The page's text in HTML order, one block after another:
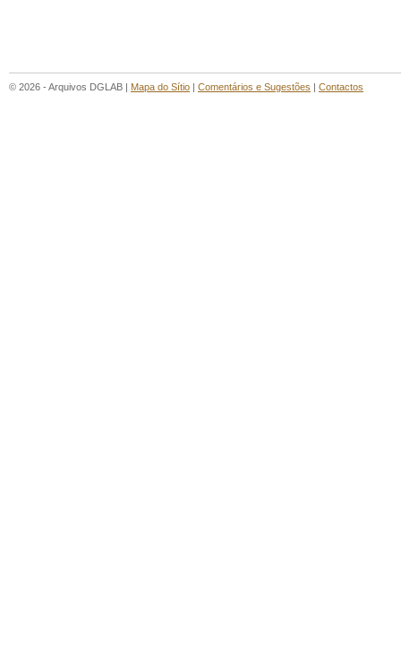
© 2026 - Arquivos DGLAB | Mapa do Sítio | Comentários e Sugestões | Contactos